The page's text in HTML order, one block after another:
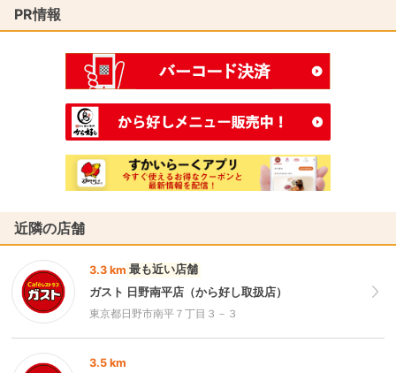
PR情報
近隣の店舗
3.3 km 最も近い店舗
ガスト 日野南平店（から好し取扱店）
東京都日野市南平７丁目３－３
3.5 km